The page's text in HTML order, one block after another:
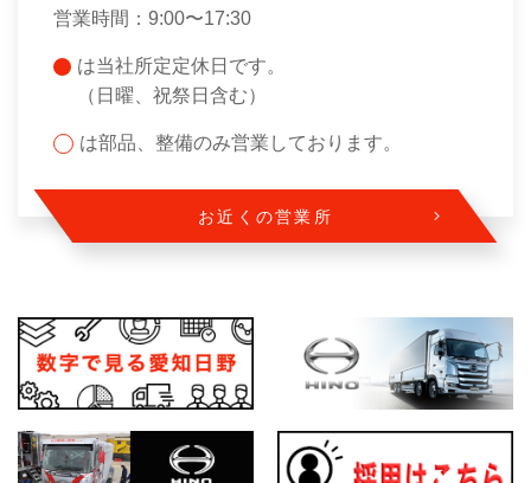
営業時間：9:00〜17:30
は当社所定定休日です。
（日曜、祝祭日含む）
は部品、整備のみ営業しております。
お近くの営業所